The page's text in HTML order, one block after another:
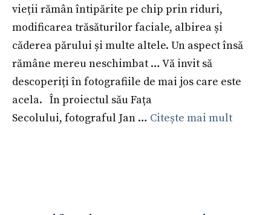
vieții rămân întipărite pe chip prin riduri,
modificarea trăsăturilor faciale, albirea și
căderea părului și multe altele. Un aspect însă
rămâne mereu neschimbat … Vă invit să
descoperiți în fotografiile de mai jos care este
acela. În proiectul său Fața
Secolului, fotograful Jan … Citește mai mult